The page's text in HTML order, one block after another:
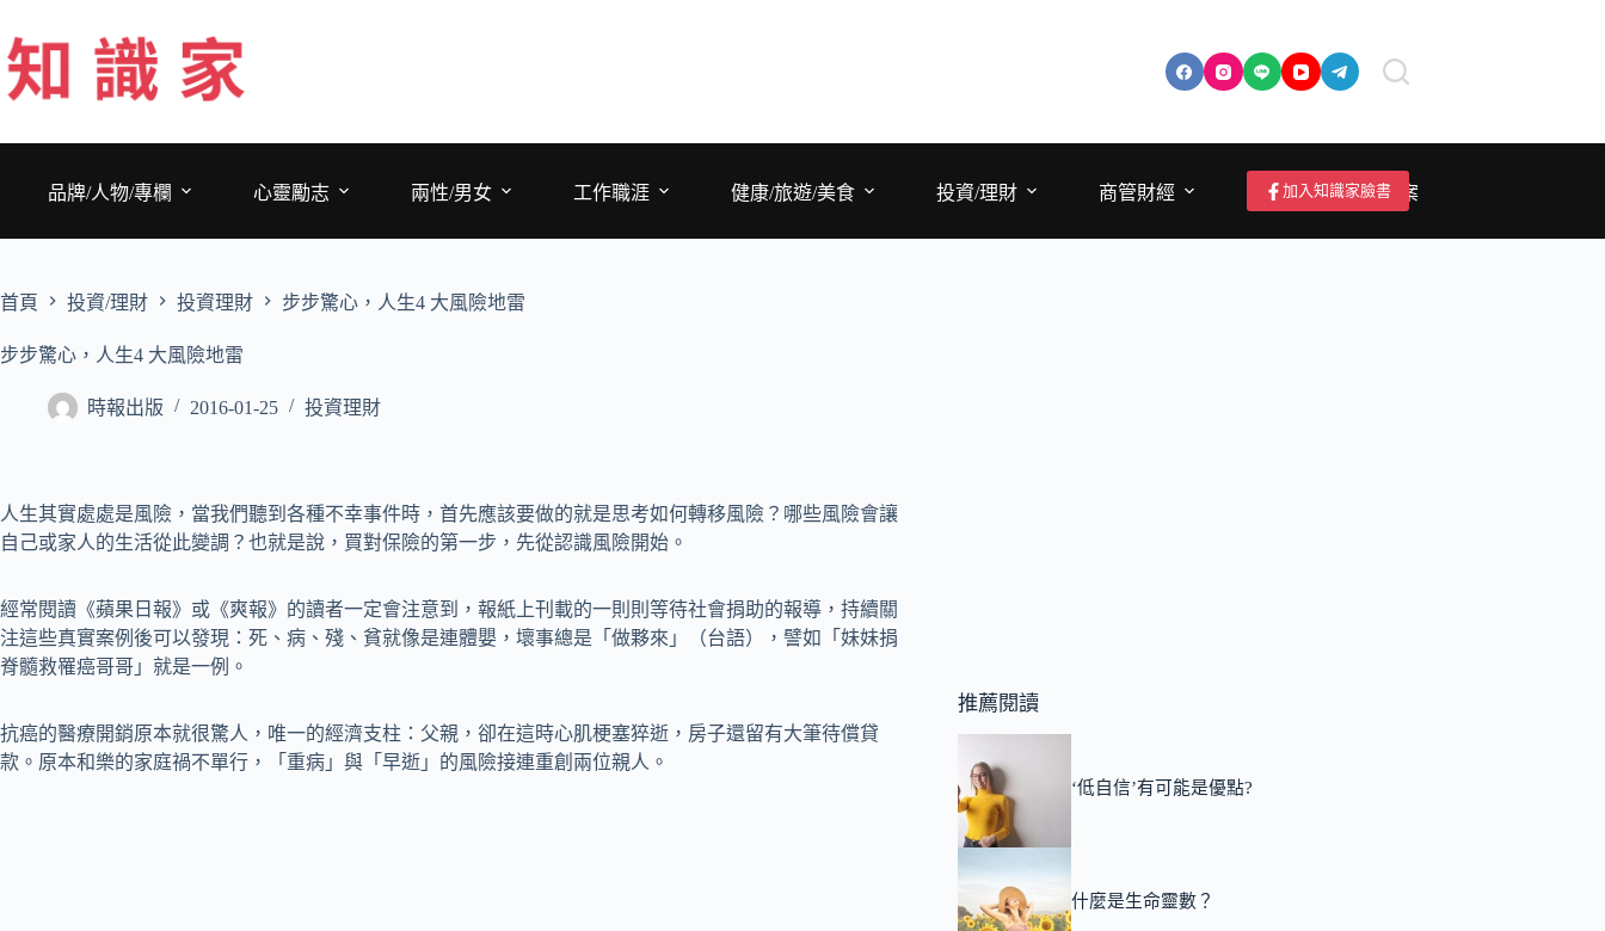
至
主
要
品牌/人物/專欄
心靈勵志 兩性/男女 工作職涯 健康/旅遊/美食 投資/理財 商管財經 成為作者/投稿/提案
加入知識家臉書
首頁 投資/理財 投資理財 步步驚心，人生4 大風險地雷
步步驚心，人生4 大風險地雷
時報出版 2016-01-25 投資理財
人生其實處處是風險，當我們聽到各種不幸事件時，首先應該要做的就是思考如何轉移風險？哪些風險會讓
自己或家人的生活從此變調？也就是說，買對保險的第一步，先從認識風險開始。
經常閱讀《蘋果日報》或《爽報》的讀者一定會注意到，報紙上刊載的一則則等待社會捐助的報導，持續關
注這些真實案例後可以發現：死、病、殘、貧就像是連體嬰，壞事總是「做夥來」（台語），譬如「妹妹捐
脊髓救罹癌哥哥」就是一例。
抗癌的醫療開銷原本就很驚人，唯一的經濟支柱：父親，卻在這時心肌梗塞猝逝，房子還留有大筆待償貸
款。原本和樂的家庭禍不單行，「重病」與「早逝」的風險接連重創兩位親人。
推薦閱讀
‘低自信’有可能是優點?
什麼是生命靈數？